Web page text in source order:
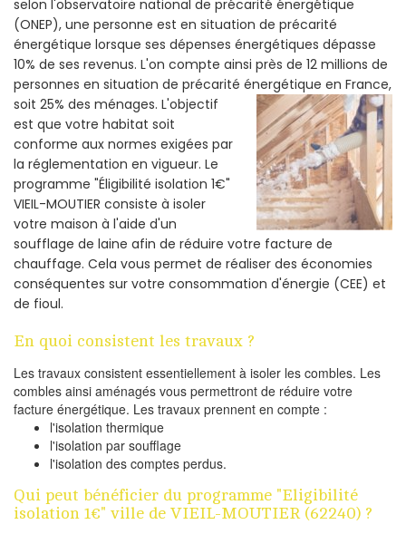
selon l'observatoire national de précarité énergétique
(ONEP), une personne est en situation de précarité
énergétique lorsque ses dépenses énergétiques dépasse
10% de ses revenus. L'on compte ainsi près de 12 millions de
personnes en situation de précarité énergétique en France,
soit 25% des ménages. L'objectif
est que votre habitat soit
conforme aux normes exigées par
la réglementation en vigueur. Le
programme "Éligibilité isolation 1€"
VIEIL-MOUTIER consiste à isoler
votre maison à l'aide d'un
soufflage de laine afin de réduire votre facture de
chauffage. Cela vous permet de réaliser des économies
conséquentes sur votre consommation d'énergie (CEE) et
de fioul.
En quoi consistent les travaux ?
Les travaux consistent essentiellement à isoler les combles. Les
combles ainsi aménagés vous permettront de réduire votre
facture énergétique. Les travaux prennent en compte :
l'isolation thermique
l'isolation par soufflage
l'isolation des comptes perdus.
Qui peut bénéficier du programme "Eligibilité
isolation 1€" ville de VIEIL-MOUTIER (62240) ?